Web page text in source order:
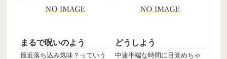
まるで呪いのよう
最近落ち込み気味？っていう
どうしよう
中途半端な時間に目覚めちゃ